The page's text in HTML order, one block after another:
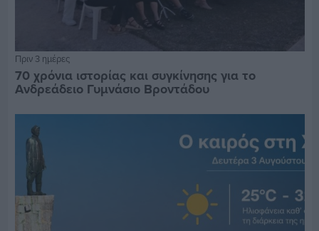
Πριν 3 ημέρες
70 χρόνια ιστορίας και συγκίνησης για το
Ανδρεάδειο Γυμνάσιο Βροντάδου